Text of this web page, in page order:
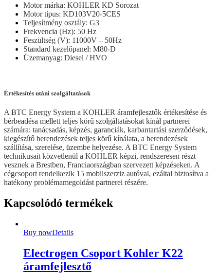
Motor márka: KOHLER KD Sorozat
Motor típus: KD103V20-5CES
Teljesítmény osztály: G3
Frekvencia (Hz): 50 Hz
Feszültség (V): 11000V – 50Hz
Standard kezelőpanel: M80-D
Üzemanyag: Diesel / HVO
Értékesítés utáni szolgáltatások
A BTC Energy System a KOHLER áramfejlesztők értékesítése és
bérbeadésa mellett teljes körű szolgáltatásokat kínál partnerei
számára: tanácsadás, képzés, garanciák, karbantartási szerződések,
kiegészítő berendezések teljes körű kínálata, a berendezések
szállítása, szerelése, üzembe helyezése. A BTC Energy System
technikusait közvetlenül a KOHLER képzi, rendszeresen részt
vesznek a Brestben, Franciaországban szervezett képzéseken. A
cégcsoport rendelkezik 15 mobilszerziz autóval, ezáltal biztosítva a
hatékony problémamegoldást partnerei részére.
Kapcsolódó termékek
Buy nowDetails
Electrogen Csoport Kohler K22
áramfejlesztő